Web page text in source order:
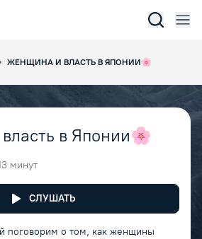
ЖЕНЩИНА И ВЛАСТЬ В ЯПОНИИ🌸
в Японии🌸
минут
СЛУШАТЬ
поговорим о том, как женщины